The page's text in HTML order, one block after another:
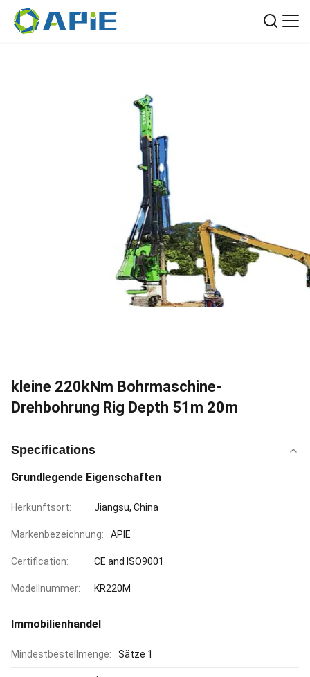
kleine 220kNm Bohrmaschine-
Drehbohrung Rig Depth 51m 20m
Specifications
Grundlegende Eigenschaften
Herkunftsort: Jiangsu, China
Markenbezeichnung: APIE
Certification: CE and ISO9001
Modellnummer: KR220M
Immobilienhandel
Mindestbestellmenge: Sätze 1